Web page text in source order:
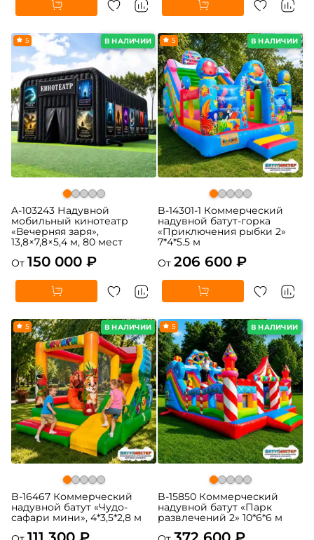
В НАЛИЧИИ
5
A-103243 Надувной
мобильный кинотеатр
«Вечерняя заря»,
13,8×7,8×5,4 м, 80 мест
От 150 000 ₽
В НАЛИЧИИ
5
B-14301-1 Коммерческий
надувной батут-горка
«Приключения рыбки 2»
7*4*5.5 м
От 206 600 ₽
В НАЛИЧИИ
5
B-16467 Коммерческий
надувной батут «Чудо-
сафари мини», 4*3,5*2,8 м
В НАЛИЧИИ
5
B-15850 Коммерческий
надувной батут «Парк
развлечений 2» 10*6*6 м